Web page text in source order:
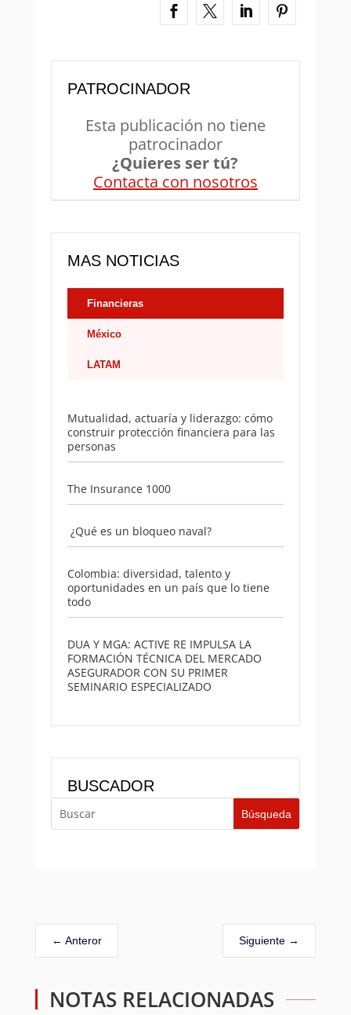
PATROCINADOR
Esta publicación no tiene
patrocinador
¿Quieres ser tú?
Contacta con nosotros
MAS NOTICIAS
Financieras
México
LATAM
Mutualidad, actuaría y liderazgo: cómo
construir protección financiera para las
personas
The Insurance 1000
¿Qué es un bloqueo naval?
Colombia: diversidad, talento y
oportunidades en un país que lo tiene
todo
DUA Y MGA: ACTIVE RE IMPULSA LA
FORMACIÓN TÉCNICA DEL MERCADO
ASEGURADOR CON SU PRIMER
SEMINARIO ESPECIALIZADO
BUSCADOR
← Anteror Siguiente →
NOTAS RELACIONADAS